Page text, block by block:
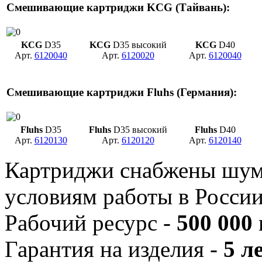
Смешивающие картриджи KCG (Тайвань):
KCGD35
Арт. 6120040
KCGD35 высокий
Арт. 6120020
KCGD40
Арт. 6120040
Смешивающие картриджи Fluhs (Германия):
FluhsD35
Арт. 6120130
FluhsD35 высокий
Арт. 6120120
FluhsD40
Арт. 6120140
Картриджи снабжены
условиям работы в
Рабочий ресурс - 500 000
Гарантия на изделия - 5